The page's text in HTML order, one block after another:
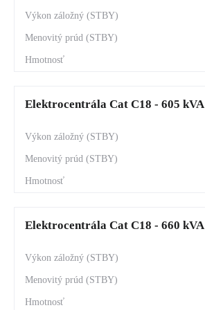
Elektrocentrála Cat C18 - 605 kVA
Elektrocentrála Cat C18 - 660 kVA